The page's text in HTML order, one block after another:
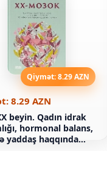
Qiymət: 8.29 AZN
8.29 AZN
beyin. Qadın idrak
hormonal balans,
yaddaş haqqında